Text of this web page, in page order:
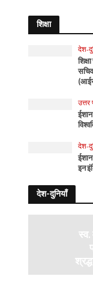
शिक्षा
देश-
देश-
इन
देश-दुनियाँ
स्व.